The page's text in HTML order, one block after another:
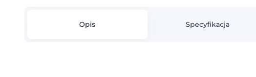
Opis Specyfikacja